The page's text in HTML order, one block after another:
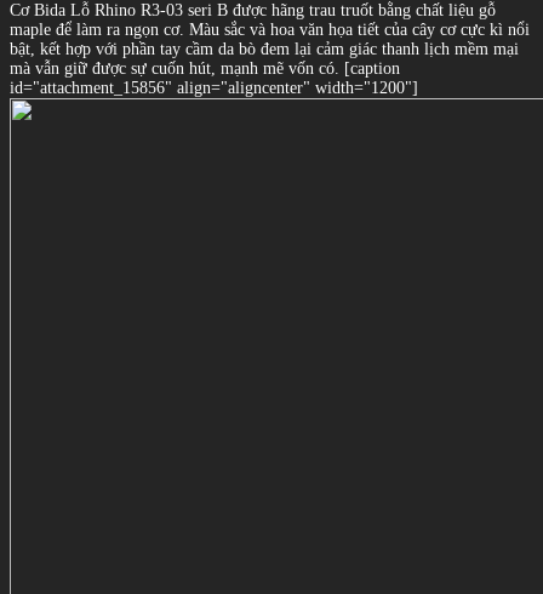
Cơ Bida Lỗ Rhino R3-03 seri B được hãng trau truốt bằng chất liệu gỗ
maple để làm ra ngọn cơ. Màu sắc và hoa văn họa tiết của cây cơ cực kì nổi
bật, kết hợp với phần tay cầm da bò đem lại cảm giác thanh lịch mềm mại
mà vẫn giữ được sự cuốn hút, mạnh mẽ vốn có. [caption
id="attachment_15856" align="aligncenter" width="1200"]